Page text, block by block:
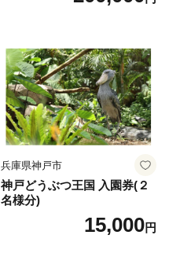
兵庫県神戸市
神戸どうぶつ王国 入園券(２
名様分)
15,000円